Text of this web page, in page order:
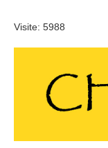
Visite: 5988